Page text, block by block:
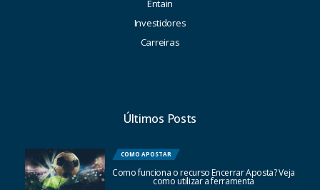
Entain
Investidores
Carreiras
Últimos Posts
COMO APOSTAR
Como funciona o recurso Encerrar Aposta? Veja
como utilizar a ferramenta